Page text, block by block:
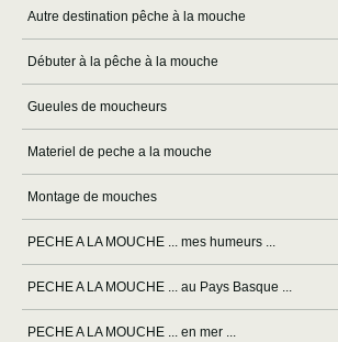
Autre destination pêche à la mouche
Débuter à la pêche à la mouche
Gueules de moucheurs
Materiel de peche a la mouche
Montage de mouches
PECHE A LA MOUCHE ... mes humeurs ...
PECHE A LA MOUCHE ... au Pays Basque ...
PECHE A LA MOUCHE ... en mer ...